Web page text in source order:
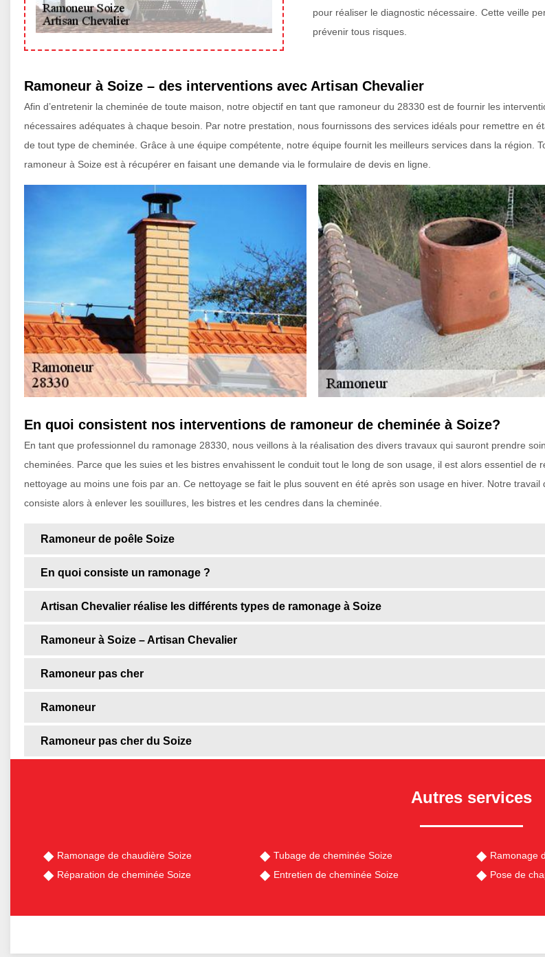
pour réaliser le diagnostic nécessaire. Cette veille
prévenir tous risques.
Ramoneur à Soize – des interventions avec Artisan Chevalier
Afin d’entretenir la cheminée de toute maison, notre objectif en tant que ramoneur du 28330 est de fournir les
nécessaires adéquates à chaque besoin. Par notre prestation, nous fournissons des services idéals pour remettre en
de tout type de cheminée. Grâce à une équipe compétente, notre équipe fournit les meilleurs services dans la région.
ramoneur à Soize est à récupérer en faisant une demande via le formulaire de devis en ligne.
En quoi consistent nos interventions de ramoneur de cheminée à Soize?
En tant que professionnel du ramonage 28330, nous veillons à la réalisation des divers travaux qui sauront prendre
cheminées. Parce que les suies et les bistres envahissent le conduit tout le long de son usage, il est alors essentiel de
nettoyage au moins une fois par an. Ce nettoyage se fait le plus souvent en été après son usage en hiver. Notre travail
consiste alors à enlever les souillures, les bistres et les cendres dans la cheminée.
Ramoneur de poêle Soize
En quoi consiste un ramonage ?
Artisan Chevalier réalise les différents types de ramonage à Soize
Ramoneur à Soize – Artisan Chevalier
Ramoneur pas cher
Ramoneur
Ramoneur pas cher du Soize
Autres services
Ramonage de chaudière Soize
Réparation de cheminée Soize
Tubage de cheminée Soize
Entretien de cheminée Soize
Ramonage
Pose de